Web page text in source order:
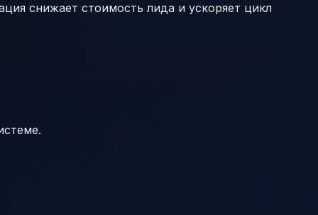
снижает стоимость лида и ускоряет цикл